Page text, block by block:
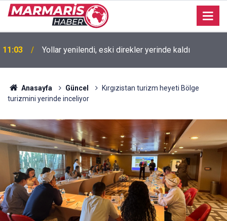
10:56
GÜLİZAR PEKPAK’IN EŞİ MUSTAFA PEKPAK VEFAT
ETTİ CENAZESİ İKİNDİ NAMAZINDA
Anasayfa Güncel
Kırgızistan turizm heyeti Bölge
turizmini yerinde inceliyor